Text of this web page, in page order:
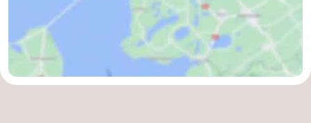
Paardrijden
Wadlopen
Dokter
Deen
Eten